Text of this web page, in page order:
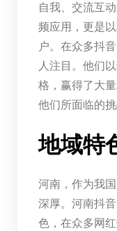
自我、交流互
频应用，更是
户。在众多抖音
人注目。他们
格，赢得了大
他们所面临的
地域特
河南，作为我
深厚。河南抖
色，在众多网